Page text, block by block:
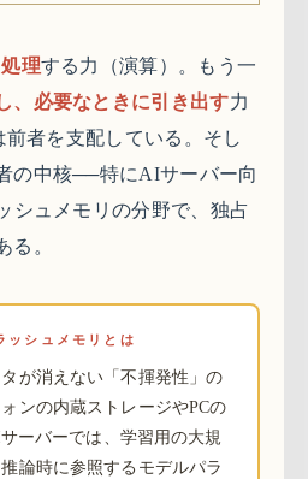
処理する力（演算）。もう一
、必要なときに引き出す力
前者を支配している。そし
の中核──特にAIサーバー向
シュメモリの分野で、独占
る。
ッシュメモリとは
が消えない「不揮発性」の
ンの内蔵ストレージやPCの
ーバーでは、学習用の大規
論時に参照するモデルパラ